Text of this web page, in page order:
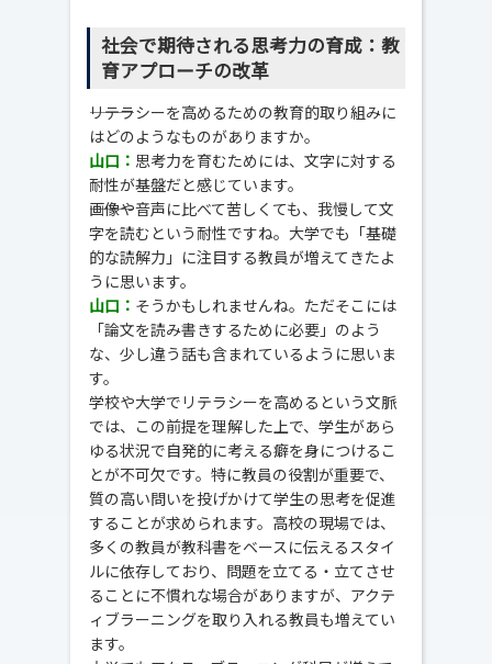
社会で期待される思考力の育成：教
育アプローチの改革
―――リテラシーを高めるための教育的取り組みに
はどのようなものがありますか。
山口： 思考力を育むためには、文字に対する
耐性が基盤だと感じています。
―――画像や音声に比べて苦しくても、我慢して文
字を読むという耐性ですね。大学でも「基礎
的な読解力」に注目する教員が増えてきたよ
うに思います。
山口： そうかもしれませんね。ただそこには
「論文を読み書きするために必要」のよう
な、少し違う話も含まれているように思いま
す。
学校や大学でリテラシーを高めるという文脈
では、この前提を理解した上で、学生があら
ゆる状況で自発的に考える癖を身につけるこ
とが不可欠です。特に教員の役割が重要で、
質の高い問いを投げかけて学生の思考を促進
することが求められます。高校の現場では、
多くの教員が教科書をベースに伝えるスタイ
ルに依存しており、問題を立てる・立てさせ
ることに不慣れな場合がありますが、アクテ
ィブラーニングを取り入れる教員も増えてい
ます。